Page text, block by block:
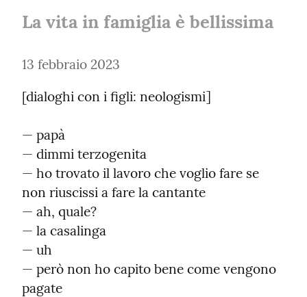
La vita in famiglia è bellissima
13 febbraio 2023
[dialoghi con i figli: neologismi]
— papà
— dimmi terzogenita
— ho trovato il lavoro che voglio fare se
non riuscissi a fare la cantante
— ah, quale?
— la casalinga
— uh
— però non ho capito bene come vengono
pagate